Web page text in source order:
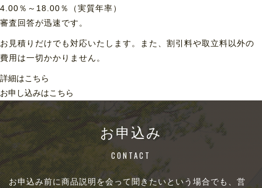
4.00％～18.00％（実質年率）
審査回答が迅速です。
お見積りだけでも対応いたします。また、割引料や取立料以外の
費用は一切かかりません。
詳細はこちら
お申し込みはこちら
お申込み
CONTACT
お申込み前に商品説明を会って聞きたいという場合でも、営